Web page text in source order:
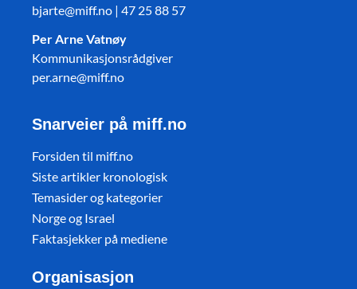
bjarte@miff.no | 47 25 88 57
Per Arne Vatnøy
Kommunikasjonsrådgiver
per.arne@miff.no
Snarveier på miff.no
Forsiden til miff.no
Siste artikler kronologisk
Temasider og kategorier
Norge og Israel
Faktasjekker på mediene
Organisasjon